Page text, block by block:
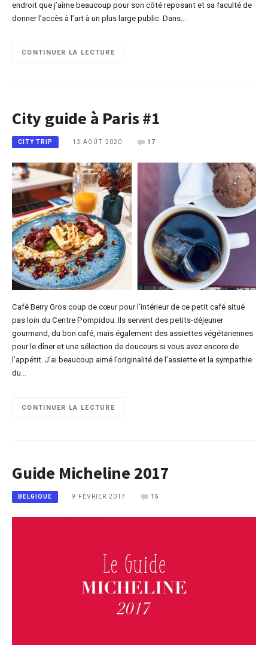
endroit que j’aime beaucoup pour son côté reposant et sa faculté de
donner l’accès à l’art à un plus large public. Dans…
CONTINUER LA LECTURE
City guide à Paris #1
CITY TRIP 13 AOÛT 2020 17
Café Berry Gros coup de cœur pour l’intérieur de ce petit café situé
pas loin du Centre Pompidou. Ils servent des petits-déjeuner
gourmand, du bon café, mais également des assiettes végétariennes
pour le dîner et une sélection de douceurs si vous avez encore de
l’appétit. J’ai beaucoup aimé l’originalité de l’assiette et la sympathie
du…
CONTINUER LA LECTURE
Guide Micheline 2017
BELGIQUE 9 FÉVRIER 2017 15